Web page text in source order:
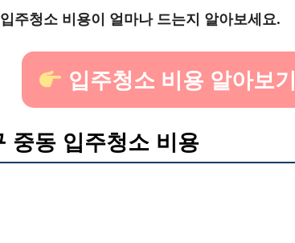
주청소 비용이 얼마나 드는지 알아보세요.
입주청소 비용 알아보기
중동 입주청소 비용